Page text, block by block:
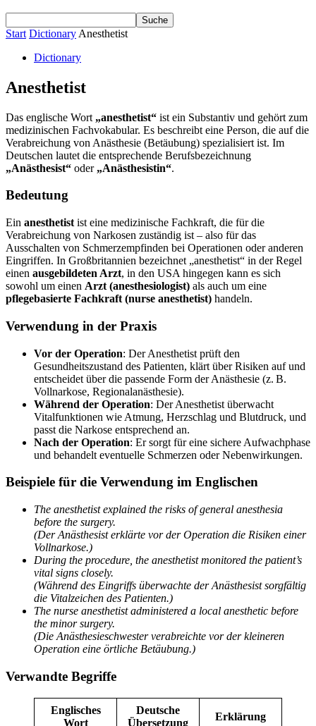
Start Dictionary Anesthetist
Dictionary
Anesthetist
Das englische Wort „anesthetist“ ist ein Substantiv und gehört zum
medizinischen Fachvokabular. Es beschreibt eine Person, die auf die
Verabreichung von Anästhesie (Betäubung) spezialisiert ist. Im
Deutschen lautet die entsprechende Berufsbezeichnung
„Anästhesist“ oder „Anästhesistin“.
Bedeutung
Ein anesthetist ist eine medizinische Fachkraft, die für die
Verabreichung von Narkosen zuständig ist – also für das
Ausschalten von Schmerzempfinden bei Operationen oder anderen
Eingriffen. In Großbritannien bezeichnet „anesthetist“ in der Regel
einen ausgebildeten Arzt, in den USA hingegen kann es sich
sowohl um einen Arzt (anesthesiologist) als auch um eine
pflegebasierte Fachkraft (nurse anesthetist) handeln.
Verwendung in der Praxis
Vor der Operation: Der Anesthetist prüft den
Gesundheitszustand des Patienten, klärt über Risiken auf und
entscheidet über die passende Form der Anästhesie (z. B.
Vollnarkose, Regionalanästhesie).
Während der Operation: Der Anesthetist überwacht
Vitalfunktionen wie Atmung, Herzschlag und Blutdruck, und
passt die Narkose entsprechend an.
Nach der Operation: Er sorgt für eine sichere Aufwachphase
und behandelt eventuelle Schmerzen oder Nebenwirkungen.
Beispiele für die Verwendung im Englischen
The anesthetist explained the risks of general anesthesia
before the surgery.
(Der Anästhesist erklärte vor der Operation die Risiken einer
Vollnarkose.)
During the procedure, the anesthetist monitored the patient’s
vital signs closely.
(Während des Eingriffs überwachte der Anästhesist sorgfältig
die Vitalzeichen des Patienten.)
The nurse anesthetist administered a local anesthetic before
the minor surgery.
(Die Anästhesieschwester verabreichte vor der kleineren
Operation eine örtliche Betäubung.)
Verwandte Begriffe
Englisches
Wort
Deutsche
Übersetzung
Erklärung